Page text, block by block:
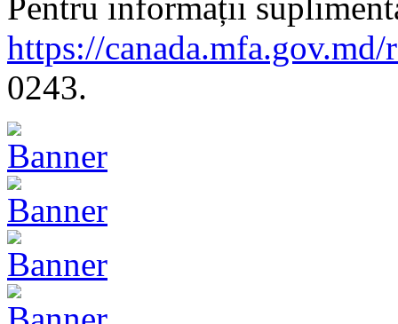
Pentru informații
https://canada.mfa.gov.md/
0243.